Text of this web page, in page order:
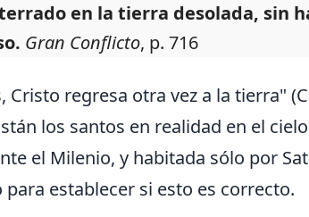
en la tierra desolada, sin
Gran Conflicto, p. 716
Cristo regresa otra vez a la tierra"
los santos en realidad en el
el Milenio, y habitada sólo por
establecer si esto es correcto.